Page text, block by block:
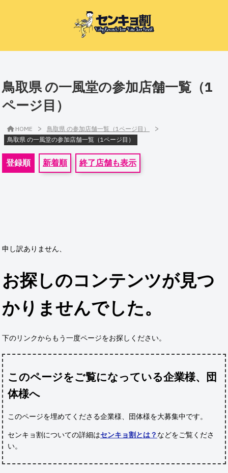
鳥取県 の一風堂の参加店舗一覧（1
ページ目）
HOME > 鳥取県 の参加店舗一覧（1ページ目） >
鳥取県 の一風堂の参加店舗一覧（1ページ目）
登録順 新着順 終了店舗も表示
申し訳ありません、
お探しのコンテンツが見つ
かりませんでした。
下のリンクからもう一度ページをお探しください。
このページをご覧になっている企業様、団
体様へ
このページを埋めてくださる企業様、団体様を大募集中です。
センキョ割についての詳細はセンキョ割とは？ などをご覧くださ
い。